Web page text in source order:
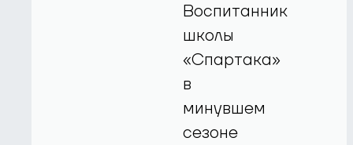
Воспитанник
школы
«Спартака»
в
минувшем
сезоне